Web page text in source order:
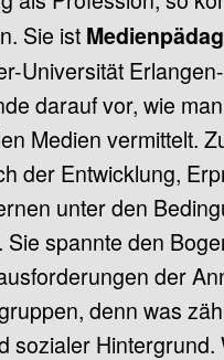
Sie ist
Universität
darauf vor, wie
Medien vermittelt.
der Entwicklung,
unter den
Sie spannte den
der
denn was
sozialer Hintergrund.